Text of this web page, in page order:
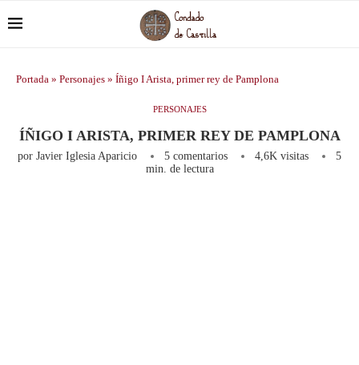
Portada » Personajes » Íñigo I Arista, primer rey de Pamplona
PERSONAJES
ÍÑIGO I ARISTA, PRIMER REY DE PAMPLONA
por Javier Iglesia Aparicio 5 comentarios 4,6K visitas
5
min. de lectura